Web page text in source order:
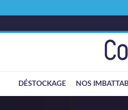
DÉSTOCKAGE NOS